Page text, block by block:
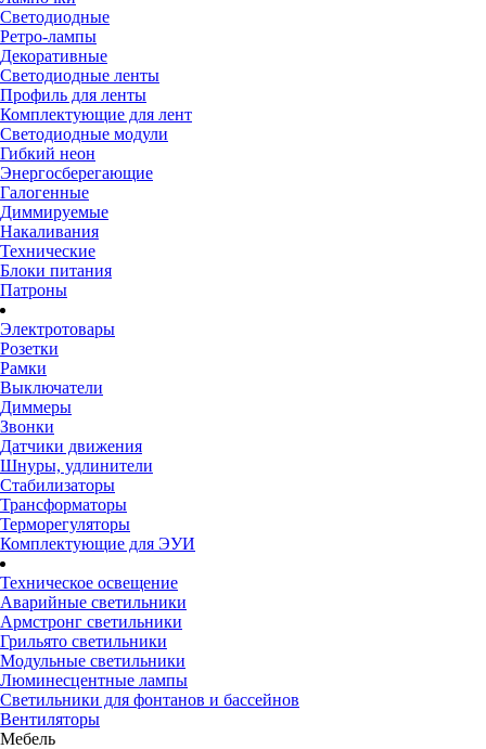
Светодиодные
Ретро-лампы
Декоративные
Светодиодные ленты
Профиль для ленты
Комплектующие для лент
Светодиодные модули
Гибкий неон
Энергосберегающие
Галогенные
Диммируемые
Накаливания
Технические
Блоки питания
Патроны
Электротовары
Розетки
Рамки
Выключатели
Диммеры
Звонки
Датчики движения
Шнуры, удлинители
Стабилизаторы
Трансформаторы
Терморегуляторы
Комплектующие для ЭУИ
Техническое освещение
Аварийные светильники
Армстронг светильники
Грильято светильники
Модульные светильники
Люминесцентные лампы
Светильники для фонтанов и бассейнов
Вентиляторы
Мебель